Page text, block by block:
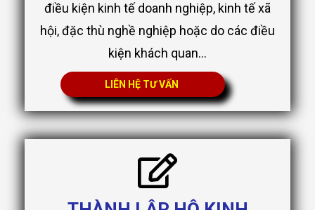
điều kiện kinh tế doanh nghiệp, kinh tế xã
hội, đặc thù nghề nghiệp hoặc do các điều
kiện khách quan...
LIÊN HỆ TƯ VẤN